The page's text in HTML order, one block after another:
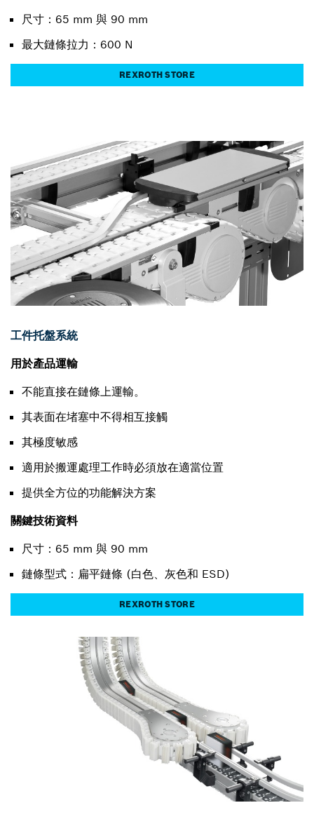
尺寸：65 mm 與 90 mm
最大鏈條拉力：600 N
REXROTH STORE
工件托盤系統
用於產品運輸
不能直接在鏈條上運輸。
其表面在堵塞中不得相互接觸
其極度敏感
適用於搬運處理工作時必須放在適當位置
提供全方位的功能解決方案
關鍵技術資料
尺寸：65 mm 與 90 mm
鏈條型式：扁平鏈條 (白色、灰色和 ESD)
REXROTH STORE